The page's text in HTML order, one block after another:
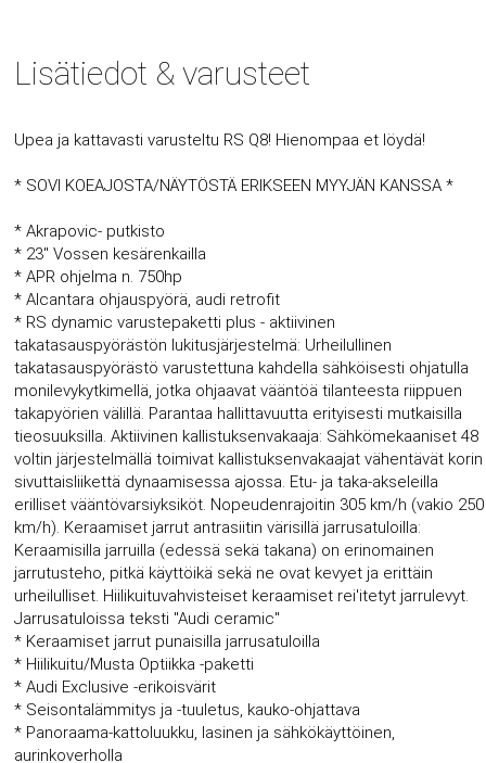
Lisätiedot & varusteet
Upea ja kattavasti varusteltu RS Q8! Hienompaa et löydä!
* SOVI KOEAJOSTA/NÄYTÖSTÄ ERIKSEEN MYYJÄN KANSSA *
* Akrapovic- putkisto
* 23'' Vossen kesärenkailla
* APR ohjelma n. 750hp
* Alcantara ohjauspyörä, audi retrofit
* RS dynamic varustepaketti plus - aktiivinen
takatasauspyörästön lukitusjärjestelmä: Urheilullinen
takatasauspyörästö varustettuna kahdella sähköisesti ohjatulla
monilevykytkimellä, jotka ohjaavat vääntöä tilanteesta riippuen
takapyörien välillä. Parantaa hallittavuutta erityisesti mutkaisilla
tieosuuksilla. Aktiivinen kallistuksenvakaaja: Sähkömekaaniset 48
voltin järjestelmällä toimivat kallistuksenvakaajat vähentävät korin
sivuttaisliikettä dynaamisessa ajossa. Etu- ja taka-akseleilla
erilliset vääntövarsiyksiköt. Nopeudenrajoitin 305 km/h (vakio 250
km/h). Keraamiset jarrut antrasiitin värisillä jarrusatuloilla:
Keraamisilla jarruilla (edessä sekä takana) on erinomainen
jarrutusteho, pitkä käyttöikä sekä ne ovat kevyet ja erittäin
urheilulliset. Hiilikuituvahvisteiset keraamiset rei'itetyt jarrulevyt.
Jarrusatuloissa teksti "Audi ceramic"
* Keraamiset jarrut punaisilla jarrusatuloilla
* Hiilikuitu/Musta Optiikka -paketti
* Audi Exclusive -erikoisvärit
* Seisontalämmitys ja -tuuletus, kauko-ohjattava
* Panoraama-kattoluukku, lasinen ja sähkökäyttöinen,
aurinkoverholla